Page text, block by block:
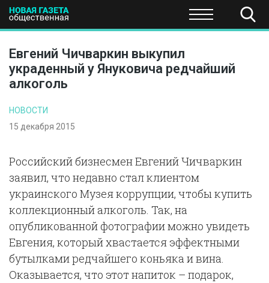
ПОЛИТИКА ЭКОНОМИКА НАУКА И
Евгений Чичваркин выкупил
украденный у Януковича редчайший
алкоголь
НОВОСТИ
15 декабря 2015
Российский бизнесмен Евгений Чичваркин
заявил, что недавно стал клиентом
украинского Музея коррупции, чтобы купить
коллекционный алкоголь. Так, на
опубликованной фотографии можно увидеть
Евгения, который хвастается эффектными
бутылками редчайшего коньяка и вина.
Оказывается, что этот напиток – подарок,